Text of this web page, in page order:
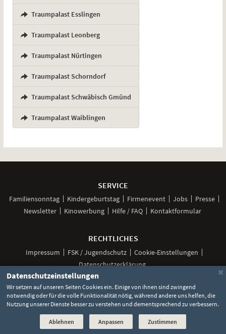
Traumpalast Esslingen
Traumpalast Leonberg
Traumpalast Nürtingen
Traumpalast Schorndorf
Traumpalast Schwäbisch Gmünd
Traumpalast Waiblingen
SERVICE
Familiensonntag Kindergeburtstag Firmenevent Jobs
Presse
Newsletter
Kinowerbung Hilfe / FAQ Kontaktformular
RECHTLICHES
Impressum FSK / Jugendschutz
Cookie-Einstellungen
Datenschutzerklärung
Social
Unsere
bei
Facebook
Unsere
bei
Instagram
Unsere
TikTok
Unser
bei
YouTube
Unser
bei
WhatsApp
©2026 Lochmann Filmtheaterbetriebe
×
Datenschutzeinstellungen
Wir setzen auf unseren Seiten Cookies ein. Einige von ihnen sind zwingend
notwendig oder für die volle Funktionalität nötig, während andere uns helfen, die
Nutzung unserer Dienste besser zu verstehen und dementsprechend zu verbessern.
Ablehnen Anpassen Zustimmen